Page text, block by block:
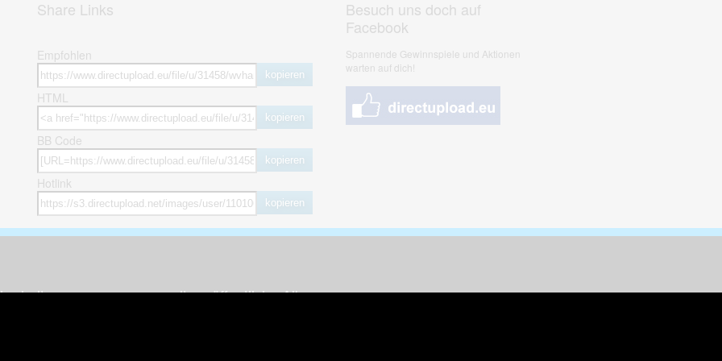
Share Links
Empfohlen
kopieren
HTML
kopieren
BB Code
kopieren
Hotlink
kopieren
Besuch uns doch auf
Facebook
Spannende Gewinnspiele und Aktionen
warten auf dich!
weitere öffentliche Alben